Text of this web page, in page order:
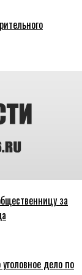
за
дело по